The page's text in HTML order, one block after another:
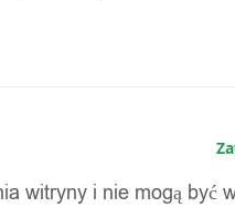
witryny i nie mogą być